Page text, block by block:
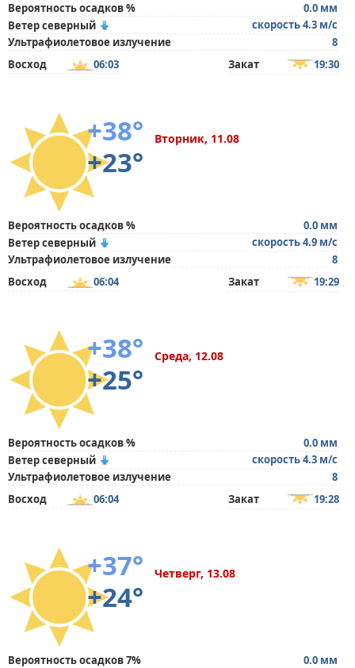
Вероятность осадков %
0.0 мм
Ветер северный
скорость 4.3 м/с
Ультрафиолетовое излучение
8
Восход
06:03 Закат 19:30
+38°
+23°
Вторник, 11.08
Вероятность осадков %
0.0 мм
Ветер северный
скорость 4.9 м/с
Ультрафиолетовое излучение
8
Восход
06:04 Закат 19:29
+38°
+25°
Среда, 12.08
Вероятность осадков %
0.0 мм
Ветер северный
скорость 4.3 м/с
Ультрафиолетовое излучение
8
Восход
06:04 Закат 19:28
+37°
+24°
Четверг, 13.08
Вероятность осадков 7%
0.0 мм